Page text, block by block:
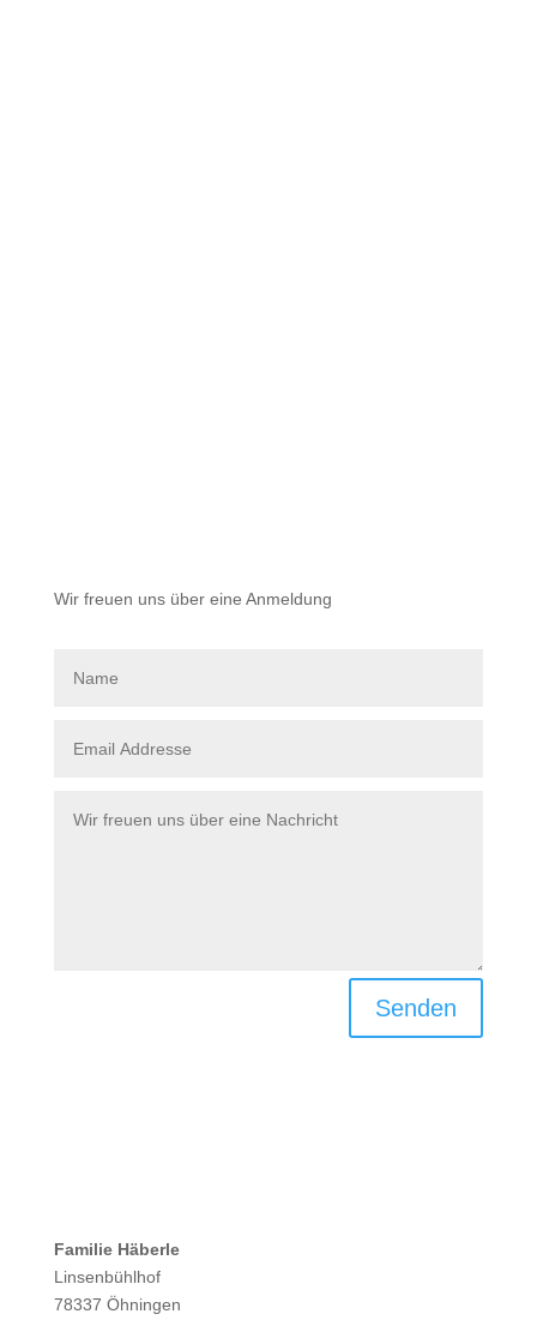
Wir freuen uns über eine Anmeldung
Senden
Familie Häberle
Linsenbühlhof
78337 Öhningen